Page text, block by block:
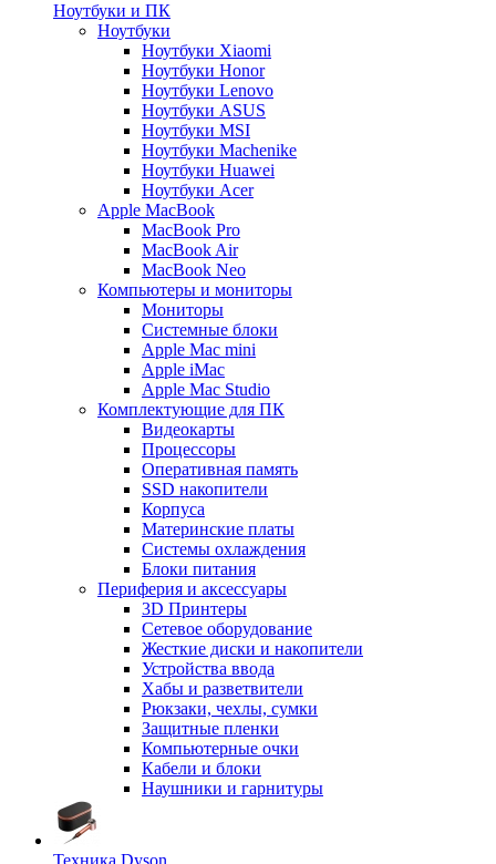
Ноутбуки и ПК
Ноутбуки
Ноутбуки Xiaomi
Ноутбуки Honor
Ноутбуки Lenovo
Ноутбуки ASUS
Ноутбуки MSI
Ноутбуки Machenike
Ноутбуки Huawei
Ноутбуки Acer
Apple MacBook
MacBook Pro
MacBook Air
MacBook Neo
Компьютеры и мониторы
Мониторы
Системные блоки
Apple Mac mini
Apple iMac
Apple Mac Studio
Комплектующие для ПК
Видеокарты
Процессоры
Оперативная память
SSD накопители
Корпуса
Материнские платы
Системы охлаждения
Блоки питания
Периферия и аксессуары
3D Принтеры
Сетевое оборудование
Жесткие диски и накопители
Устройства ввода
Хабы и разветвители
Рюкзаки, чехлы, сумки
Защитные пленки
Компьютерные очки
Кабели и блоки
Наушники и гарнитуры
Техника Dyson